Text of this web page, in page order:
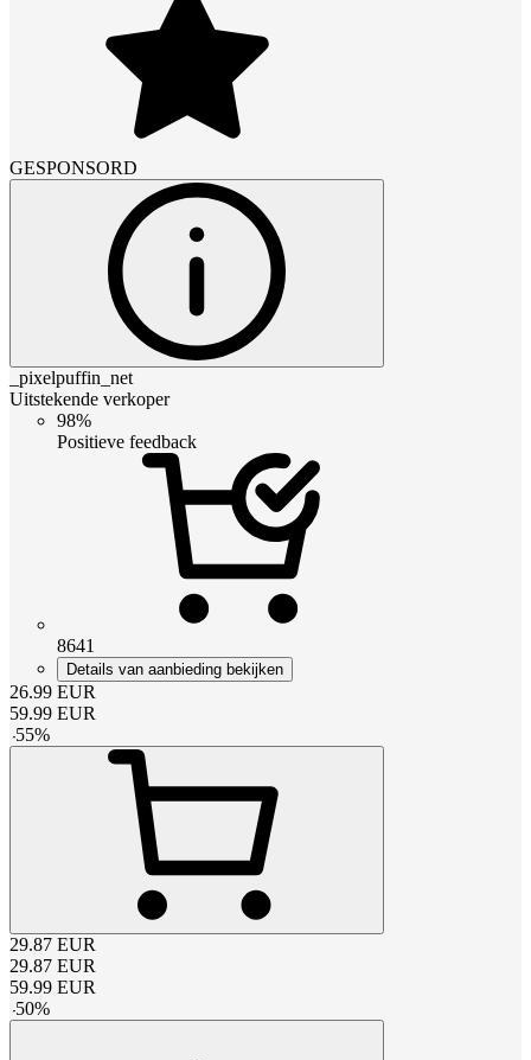
GESPONSORD
_pixelpuffin_net
Uitstekende verkoper
98%
Positieve feedback
8641
Details van aanbieding bekijken
26.99 EUR
59.99 EUR
-55%
29.87 EUR
29.87 EUR
59.99 EUR
-50%